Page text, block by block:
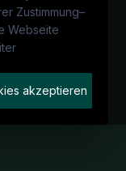
Zustimmung–
Webseite
akzeptieren